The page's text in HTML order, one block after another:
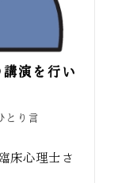
演を行い
とり言
床心理士さ